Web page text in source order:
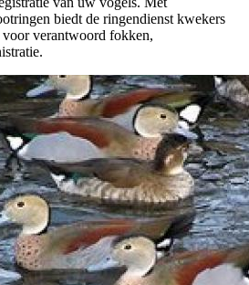
biedt de ringendienst kwekers
verantwoord fokken,